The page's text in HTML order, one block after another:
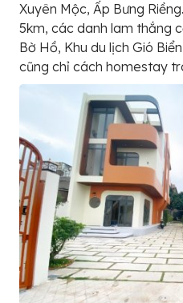
Xuyên Mộc, Ấp Bưng
5km, các danh lam thắng
Bờ Hồ, Khu du lịch Gió
cũng chỉ cách homestay